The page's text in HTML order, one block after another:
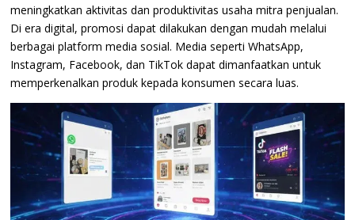
meningkatkan aktivitas dan produktivitas usaha mitra penjualan.
Di era digital, promosi dapat dilakukan dengan mudah melalui
berbagai platform media sosial. Media seperti WhatsApp,
Instagram, Facebook, dan TikTok dapat dimanfaatkan untuk
memperkenalkan produk kepada konsumen secara luas.